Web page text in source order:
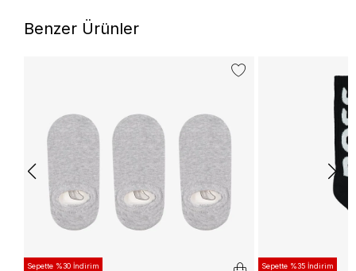
Benzer Ürünler
Sepette %30 İndirim Sepette %35 İndirim